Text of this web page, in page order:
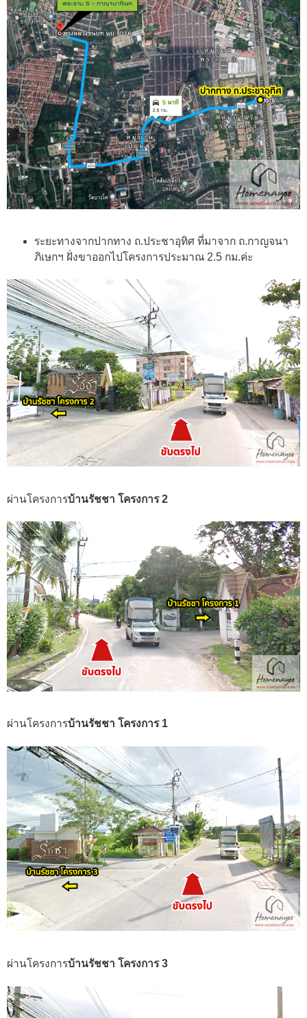
ระยะทางจากปากทาง ถ.ประชาอุทิศ ที่มาจาก ถ.กาญจนา
ภิเษกฯ ฝั่งขาออกไปโครงการประมาณ 2.5 กม.ค่ะ
ผ่านโครงการบ้านรัชชา โครงการ 2
ผ่านโครงการบ้านรัชชา โครงการ 1
ผ่านโครงการบ้านรัชชา โครงการ 3